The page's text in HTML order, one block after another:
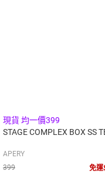
現貨 均一價399
STAGE COMPLEX BOX SS
APERY
399
免運